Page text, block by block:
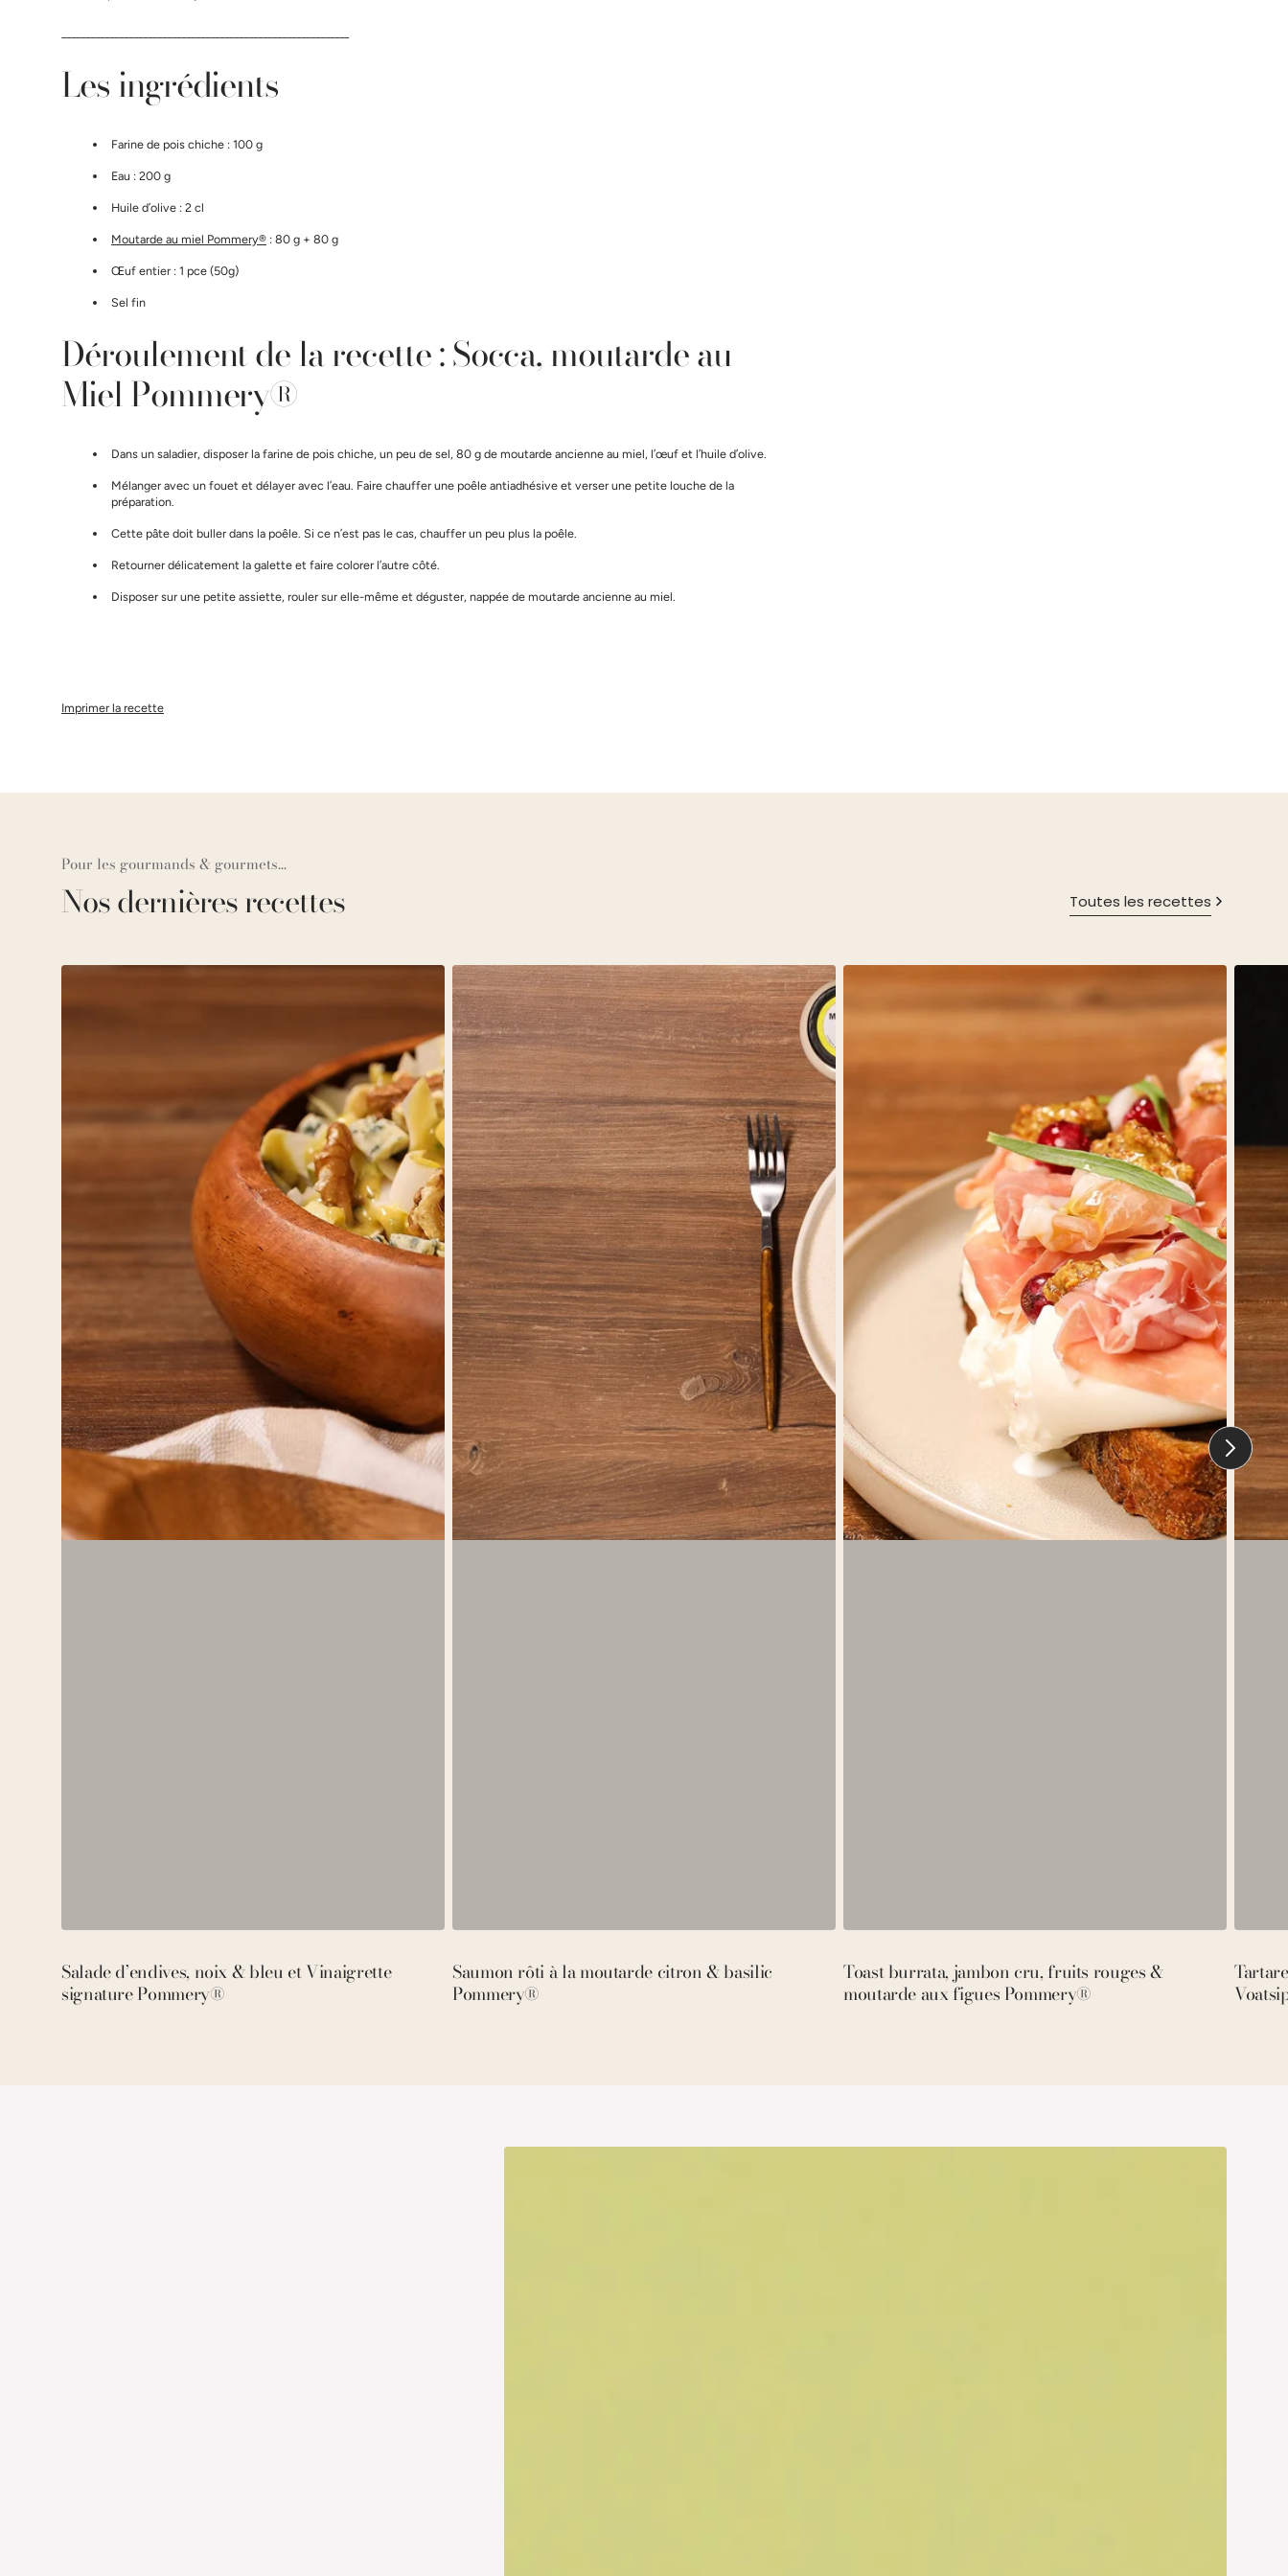
Les ingrédients
Farine de pois chiche : 100 g
Eau : 200 g
Huile d’olive : 2 cl
Moutarde au miel Pommery® : 80 g + 80 g
Œuf entier : 1 pce (50g)
Sel fin
Déroulement de la recette : Socca, moutarde au
Miel Pommery®
Dans un saladier, disposer la farine de pois chiche, un peu de sel, 80 g de moutarde ancienne au miel, l’œuf et l’huile d’olive.
Mélanger avec un fouet et délayer avec l’eau. Faire chauffer une poêle antiadhésive et verser une petite louche de la
préparation.
Cette pâte doit buller dans la poêle. Si ce n’est pas le cas, chauffer un peu plus la poêle.
Retourner délicatement la galette et faire colorer l’autre côté.
Disposer sur une petite assiette, rouler sur elle-même et déguster, nappée de moutarde ancienne au miel.
Imprimer la recette
Pour les gourmands & gourmets...
Nos dernières recettes Toutes les recettes
Salade d’endives, noix & bleu et Vinaigrette
signature Pommery®
Saumon rôti à la moutarde citron & basilic
Pommery®
Toast burrata, jambon cru, fruits rouges &
moutarde aux figues Pommery®